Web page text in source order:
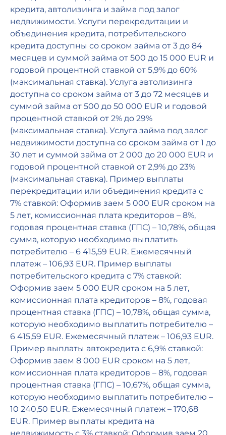
кредита, автолизинга и займа под залог
недвижимости. Услуги перекредитации и
объединения кредита, потребительского
кредита доступны со сроком займа от 3 до 84
месяцев и суммой займа от 500 до 15 000 EUR и
годовой процентной ставкой от 5,9% до 60%
(максимальная ставка). Услуга автолизинга
доступна со сроком займа от 3 до 72 месяцев и
суммой займа от 500 до 50 000 EUR и годовой
процентной ставкой от 2% до 29%
(максимальная ставка). Услуга займа под залог
недвижимости доступна со сроком займа от 1 до
30 лет и суммой займа от 2 000 до 20 000 EUR и
годовой процентной ставкой от 2,9% до 23%
(максимальная ставка). Пример выплаты
перекредитации или объединения кредита с
7% ставкой: Оформив заем 5 000 EUR сроком на
5 лет, комиссионная плата кредиторов – 8%,
годовая процентная ставка (ГПС) – 10,78%, общая
сумма, которую необходимо выплатить
потребителю – 6 415,59 EUR. Ежемесячный
платеж – 106,93 EUR. Пример выплаты
потребительского кредита с 7% ставкой:
Оформив заем 5 000 EUR сроком на 5 лет,
комиссионная плата кредиторов – 8%, годовая
процентная ставка (ГПС) – 10,78%, общая сумма,
которую необходимо выплатить потребителю –
6 415,59 EUR. Ежемесячный платеж – 106,93 EUR.
Пример выплаты автокредита с 6,9% ставкой:
Оформив заем 8 000 EUR сроком на 5 лет,
комиссионная плата кредиторов – 8%, годовая
процентная ставка (ГПС) – 10,67%, общая сумма,
которую необходимо выплатить потребителю –
10 240,50 EUR. Ежемесячный платеж – 170,68
EUR. Пример выплаты кредита на